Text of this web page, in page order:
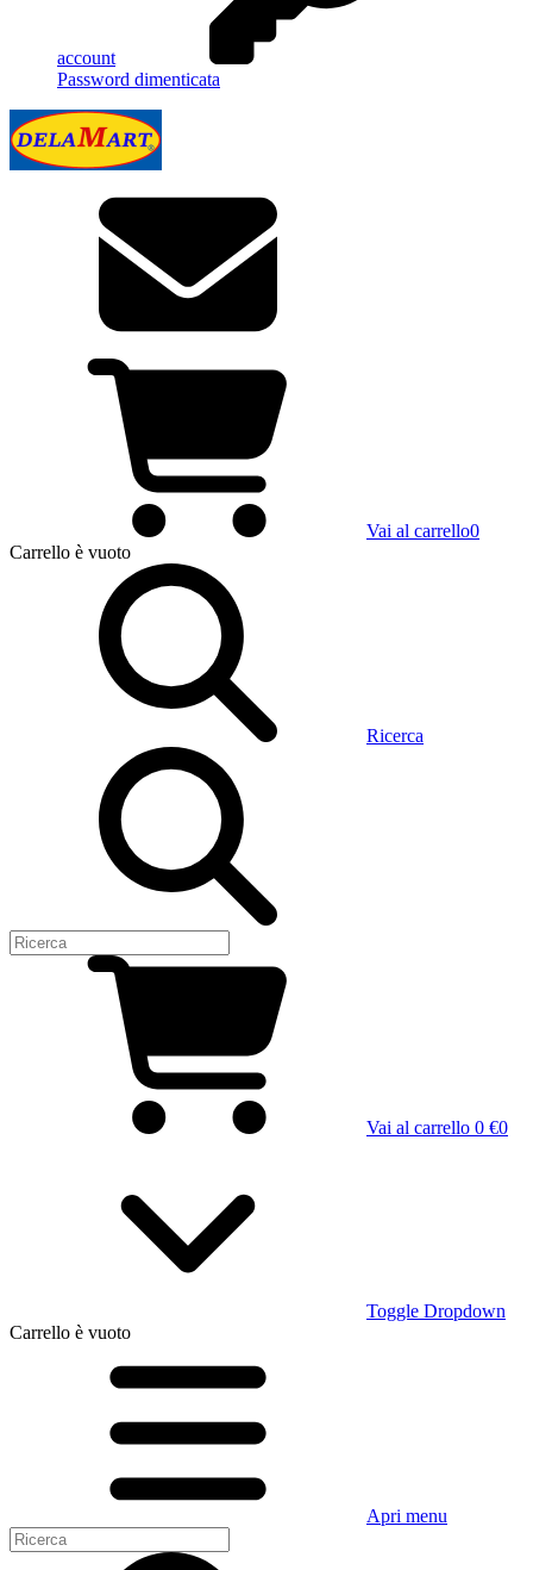
account
Password dimenticata
Vai al carrello0
Carrello è vuoto
Ricerca
Vai al carrello 0 €0
Toggle Dropdown
Carrello è vuoto
Apri menu